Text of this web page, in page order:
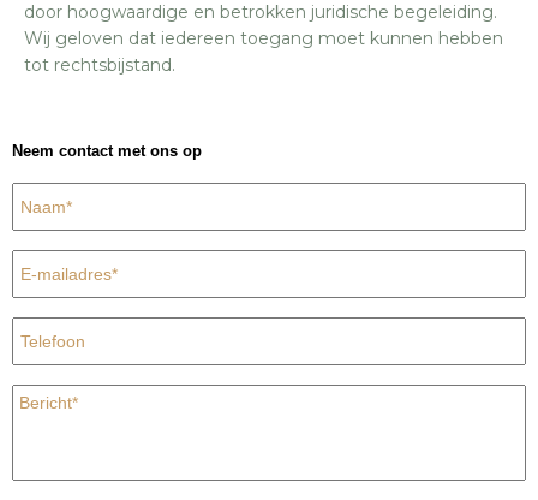
door hoogwaardige en betrokken juridische begeleiding.
Wij geloven dat iedereen toegang moet kunnen hebben
tot rechtsbijstand.
Neem contact met ons op